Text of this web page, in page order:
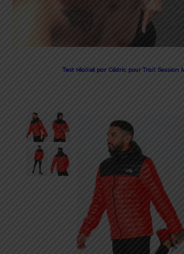
Test réalisé par Cédric pour Trail Session